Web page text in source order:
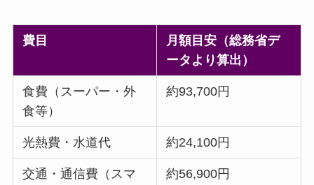
費目
月額目安（総務省デ
ータより算出）
食費（スーパー・外
食等）
約93,700円
光熱費・水道代 約24,100円
交通・通信費（スマ
約56,900円